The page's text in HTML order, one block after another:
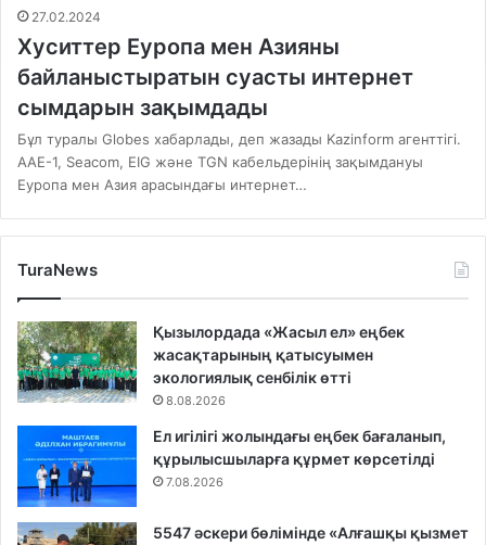
27.02.2024
Хуситтер Еуропа мен Азияны
байланыстыратын суасты интернет
сымдарын зақымдады
Бұл туралы Globes хабарлады, деп жазады Kazinform агенттігі.
AAE-1, Seacom, EIG және TGN кабельдерінің зақымдануы
Еуропа мен Азия арасындағы интернет…
TuraNews
Қызылордада «Жасыл ел» еңбек
жасақтарының қатысуымен
экологиялық сенбілік өтті
8.08.2026
Ел игілігі жолындағы еңбек бағаланып,
құрылысшыларға құрмет көрсетілді
7.08.2026
5547 әскери бөлімінде «Алғашқы қызмет